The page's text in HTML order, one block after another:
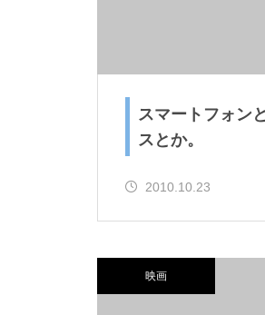
スマートフォン
スとか。
2010.10.23
映画